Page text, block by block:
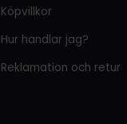
Köpvillkor
Hur handlar jag?
Reklamation och retur